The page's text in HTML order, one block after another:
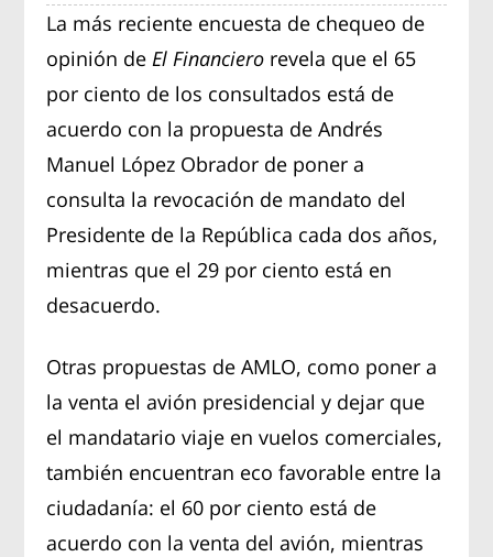
La más reciente encuesta de chequeo de
opinión de El Financiero revela que el 65
por ciento de los consultados está de
acuerdo con la propuesta de Andrés
Manuel López Obrador de poner a
consulta la revocación de mandato del
Presidente de la República cada dos años,
mientras que el 29 por ciento está en
desacuerdo.
Otras propuestas de AMLO, como poner a
la venta el avión presidencial y dejar que
el mandatario viaje en vuelos comerciales,
también encuentran eco favorable entre la
ciudadanía: el 60 por ciento está de
acuerdo con la venta del avión, mientras